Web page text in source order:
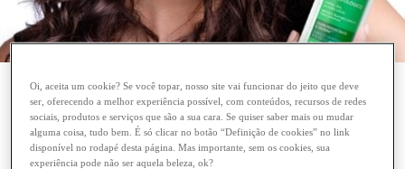
SHAMPOOS
COCEIRA NO COURO
CABELUDO
Oi, aceita um cookie? Se você topar, nosso site vai funcionar do jeito que deve
ser, oferecendo a melhor experiência possível, com conteúdos, recursos de redes
sociais, produtos e serviços que são a sua cara. Se quiser saber mais ou mudar
alguma coisa, tudo bem. É só clicar no botão “Definição de cookies” no link
disponível no rodapé desta página. Mas importante, sem os cookies, sua
experiência pode não ser aquela beleza, ok?